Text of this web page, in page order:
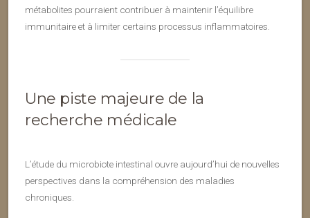
métabolites pourraient contribuer à maintenir l’équilibre
immunitaire et à limiter certains processus inflammatoires.
Une piste majeure de la
recherche médicale
L’étude du microbiote intestinal ouvre aujourd’hui de nouvelles
perspectives dans la compréhension des maladies
chroniques.